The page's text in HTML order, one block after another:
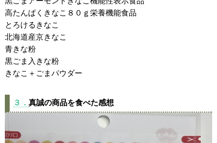
高たんぱくきなこ８０ｇ栄養機能食品
とろけるきなこ
北海道産京きなこ
青きな粉
黒ごま入きな粉
きなこ＋ごまパウダー
３． 真誠の商品を食べた感想